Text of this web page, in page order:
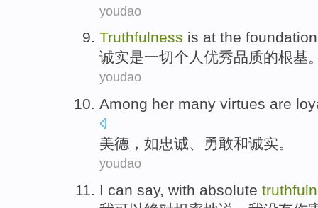
youdao
Truthfulness is at the foundation
诚实是一切个人 优秀品质的根基
youdao
Among her many virtues are
美德 ，如忠诚、 勇敢和诚实。
youdao
I can say, with absolute